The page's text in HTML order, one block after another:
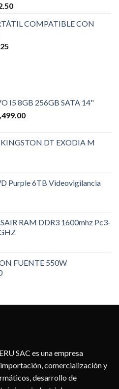
COMPATIBLE CON
I5 8GB 256GB SATA 14"
DT EXODIA M
Purple 6TB Videovigilancia
RAM DDR3 1600mhz Pc3-
FUENTE 550W
SAC es una empresa
comercialización y
desarrollo de